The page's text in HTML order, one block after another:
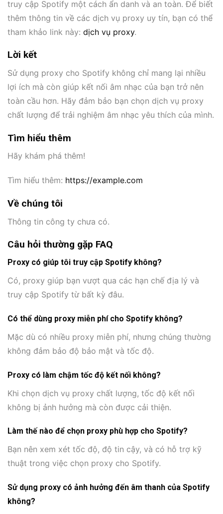
truy cập Spotify một cách ẩn danh và an toàn. Để biết
thêm thông tin về các dịch vụ proxy uy tín, bạn có thể
tham khảo link này: dịch vụ proxy.
Lời kết
Sử dụng proxy cho Spotify không chỉ mang lại nhiều
lợi ích mà còn giúp kết nối âm nhạc của bạn trở nên
toàn cầu hơn. Hãy đảm bảo bạn chọn dịch vụ proxy
chất lượng để trải nghiệm âm nhạc yêu thích của mình.
Tìm hiểu thêm
Hãy khám phá thêm!
Tìm hiểu thêm: https://example.com
Về chúng tôi
Thông tin công ty chưa có.
Câu hỏi thường gặp FAQ
Proxy có giúp tôi truy cập Spotify không?
Có, proxy giúp bạn vượt qua các hạn chế địa lý và
truy cập Spotify từ bất kỳ đâu.
Có thể dùng proxy miễn phí cho Spotify không?
Mặc dù có nhiều proxy miễn phí, nhưng chúng thường
không đảm bảo độ bảo mật và tốc độ.
Proxy có làm chậm tốc độ kết nối không?
Khi chọn dịch vụ proxy chất lượng, tốc độ kết nối
không bị ảnh hưởng mà còn được cải thiện.
Làm thế nào để chọn proxy phù hợp cho Spotify?
Bạn nên xem xét tốc độ, độ tin cậy, và có hỗ trợ kỹ
thuật trong việc chọn proxy cho Spotify.
Sử dụng proxy có ảnh hưởng đến âm thanh của Spotify
không?